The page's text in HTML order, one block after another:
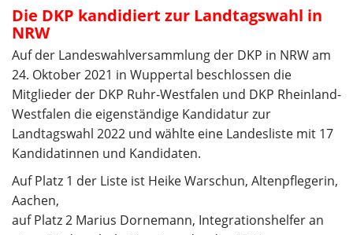
u
c
o
t
e
n
t
Die DKP kandidiert zur Landtagswahl in
NRW
Auf der Landeswahlversammlung der DKP in NRW am
24. Oktober 2021 in Wuppertal beschlossen die
Mitglieder der DKP Ruhr-Westfalen und DKP Rheinland-
Westfalen die eigenständige Kandidatur zur
Landtagswahl 2022 und wählte eine Landesliste mit 17
Kandidatinnen und Kandidaten.
Auf Platz 1 der Liste ist Heike Warschun, Altenpflegerin,
Aachen,
auf Platz 2 Marius Dornemann, Integrationshelfer an